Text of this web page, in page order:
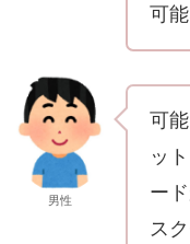
可
男性
可
ッ
ー
ス